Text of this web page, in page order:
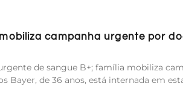
campanha urgente por
de sangue B+; família mobiliza
Bayer, de 36 anos, está internada em